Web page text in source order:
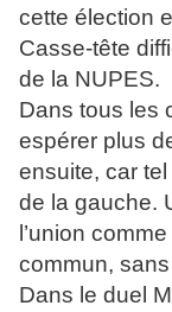
cette élection
Casse-tête
de la NUPES.
Dans tous les
espérer plus
ensuite, car tel
de la gauche.
l’union
commun,
Dans le duel